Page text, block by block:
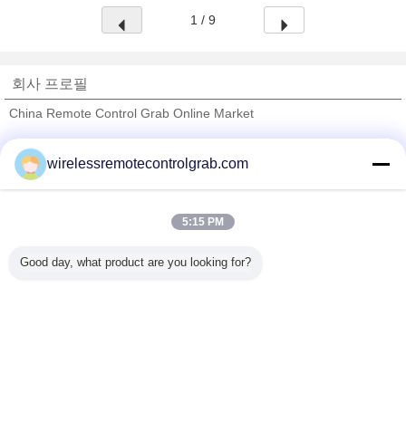
1 / 9
회사 프로필
China Remote Control Grab Online Market
Trust Seal
Verified Suplier
모든 제품
wirelessremotecontrolgrab.com
5:15 PM
Good day, what product are you looking for?